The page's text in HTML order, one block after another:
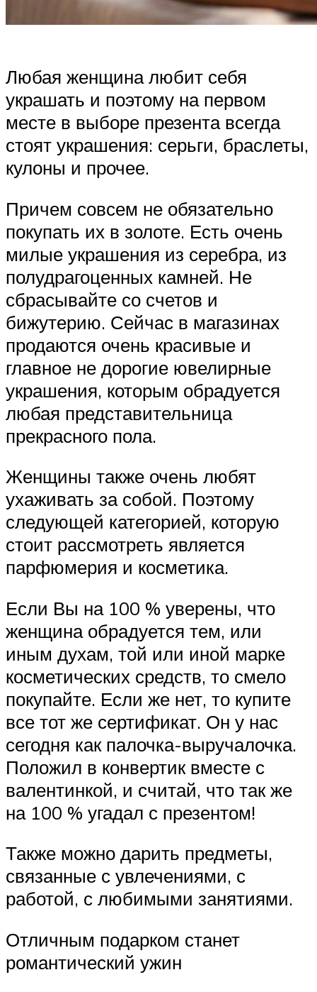
Любая женщина любит себя
украшать и поэтому на первом
месте в выборе презента всегда
стоят украшения: серьги, браслеты,
кулоны и прочее.
Причем совсем не обязательно
покупать их в золоте. Есть очень
милые украшения из серебра, из
полудрагоценных камней. Не
сбрасывайте со счетов и
бижутерию. Сейчас в магазинах
продаются очень красивые и
главное не дорогие ювелирные
украшения, которым обрадуется
любая представительница
прекрасного пола.
Женщины также очень любят
ухаживать за собой. Поэтому
следующей категорией, которую
стоит рассмотреть является
парфюмерия и косметика.
Если Вы на 100 % уверены, что
женщина обрадуется тем, или
иным духам, той или иной марке
косметических средств, то смело
покупайте. Если же нет, то купите
все тот же сертификат. Он у нас
сегодня как палочка-выручалочка.
Положил в конвертик вместе с
валентинкой, и считай, что так же
на 100 % угадал с презентом!
Также можно дарить предметы,
связанные с увлечениями, с
работой, с любимыми занятиями.
Отличным подарком станет
романтический ужин